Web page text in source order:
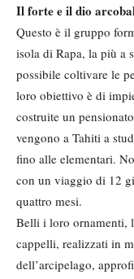
Il forte e il dio
Questo è il gruppo
isola di Rapa, la più a
possibile coltivare le
loro obiettivo è di
costruite un
vengono a Tahiti a
fino alle elementari.
con un viaggio di 12
quattro mesi.
Belli i loro ornamenti,
cappelli, realizzati in
dell’arcipelago,